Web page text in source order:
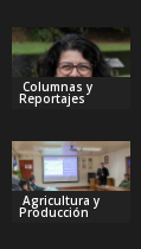
Columnas y
Reportajes
Agricultura y
Producción